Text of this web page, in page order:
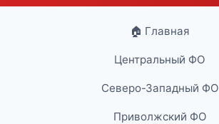
🏠 Главная
Центральный ФО
Северо-Западный ФО
Приволжский ФО